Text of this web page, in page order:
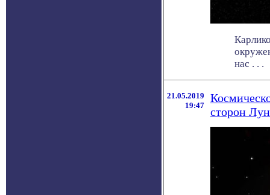
нас . . .
21.05.2019
19:47
сторон